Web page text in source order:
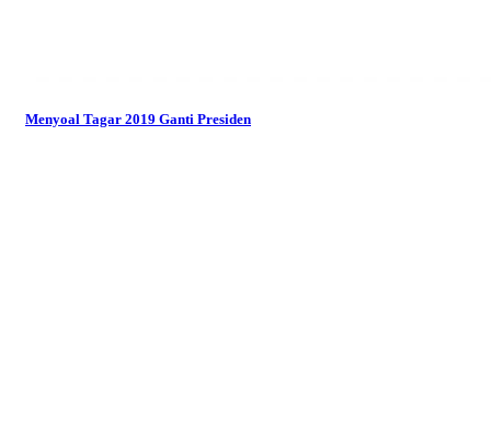
Menyoal Tagar 2019 Ganti Presiden